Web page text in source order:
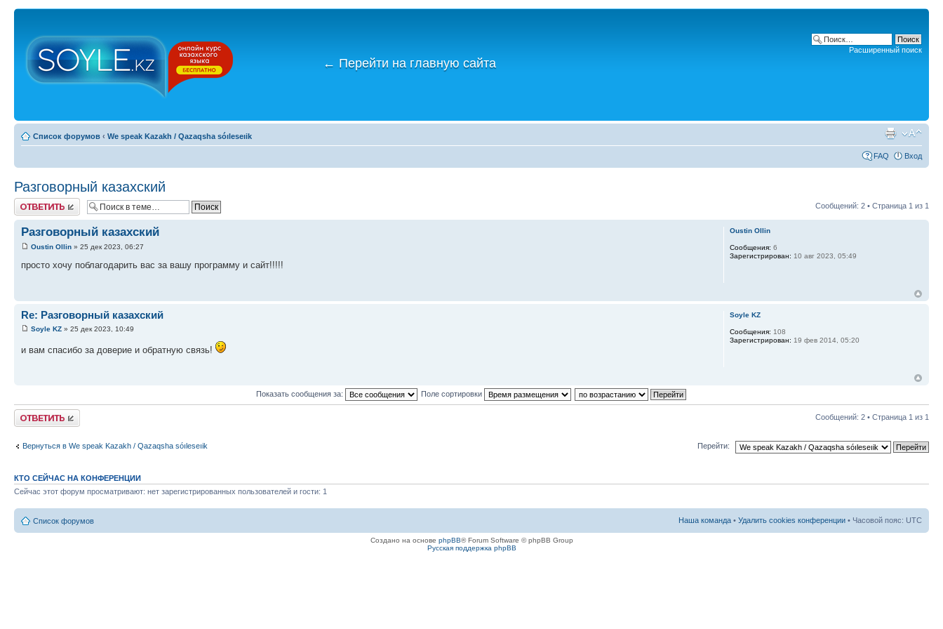
← Перейти на главную сайта
Расширенный поиск
Список форумов ‹ We speak Kazakh / Qazaqsha sóıleseıik
FAQ Вход
Разговорный казахский
Ответить Сообщений: 2 • Страница 1 из 1
Разговорный казахский
Oustin Ollin » 25 дек 2023, 06:27
просто хочу поблагодарить вас за вашу программу и сайт!!!!!
Oustin Ollin
Сообщения: 6
Зарегистрирован: 10 авг 2023, 05:49
Re: Разговорный казахский
Soyle KZ » 25 дек 2023, 10:49
и вам спасибо за доверие и обратную связь!
Soyle KZ
Сообщения: 108
Зарегистрирован: 19 фев 2014, 05:20
Показать сообщения за: Поле сортировки
Ответить Сообщений: 2 • Страница 1 из 1
Вернуться в We speak Kazakh / Qazaqsha sóıleseıik Перейти:
КТО СЕЙЧАС НА КОНФЕРЕНЦИИ
Сейчас этот форум просматривают: нет зарегистрированных пользователей и гости: 1
Список форумов Наша команда • Удалить cookies конференции • Часовой пояс: UTC
Создано на основе phpBB® Forum Software © phpBB Group
Русская поддержка phpBB